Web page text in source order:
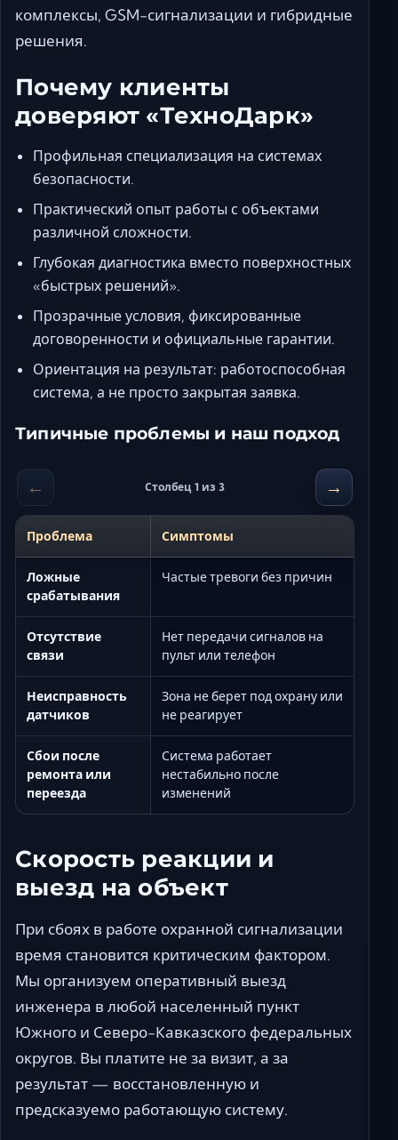
комплексы, GSM-сигнализации и гибридные
решения.
Почему клиенты
доверяют «ТехноДарк»
Профильная специализация на системах
безопасности.
Практический опыт работы с объектами
различной сложности.
Глубокая диагностика вместо поверхностных
«быстрых решений».
Прозрачные условия, фиксированные
договоренности и официальные гарантии.
Ориентация на результат: работоспособная
система, а не просто закрытая заявка.
Типичные проблемы и наш подход
← Столбец 1 из 3 →
Проблема Симптомы
Ложные
срабатывания
Частые тревоги без причин
Отсутствие
связи
Нет передачи сигналов на
пульт или телефон
Неисправность
датчиков
Зона не берет под охрану или
не реагирует
Сбои после
ремонта или
переезда
Система работает
нестабильно после
изменений
Скорость реакции и
выезд на объект
При сбоях в работе охранной сигнализации
время становится критическим фактором.
Мы организуем оперативный выезд
инженера в любой населенный пункт
Южного и Северо-Кавказского федеральных
округов. Вы платите не за визит, а за
результат — восстановленную и
предсказуемо работающую систему.